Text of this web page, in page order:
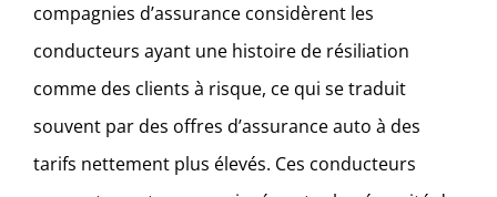
compagnies d’assurance considèrent les
conducteurs ayant une histoire de résiliation
comme des clients à risque, ce qui se traduit
souvent par des offres d’assurance auto à des
tarifs nettement plus élevés. Ces conducteurs